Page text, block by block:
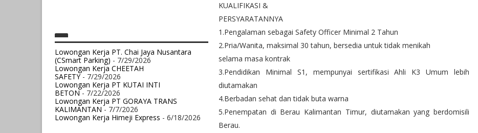
Lowongan Kerja PT. Chai Jaya Nusantara
(CSmart Parking) - 7/29/2026
Lowongan Kerja CHEETAH
SAFETY- 7/29/2026
Lowongan Kerja PT KUTAI INTI
BETON- 7/22/2026
Lowongan Kerja PT GORAYA TRANS
KALIMANTAN- 7/7/2026
Lowongan Kerja Himeji Express - 6/18/2026
KUALIFIKASI &
PERSYARATANNYA
1.Pengalaman sebagai Safety Officer Minimal 2 Tahun
2.Pria/Wanita, maksimal 30 tahun, bersedia untuk tidak menikah
selama masa kontrak
3.Pendidikan Minimal S1, mempunyai sertifikasi Ahli K3 Umum lebih
diutamakan
4.Berbadan sehat dan tidak buta warna
5.Penempatan di Berau Kalimantan Timur, diutamakan yang berdomisili
Berau.